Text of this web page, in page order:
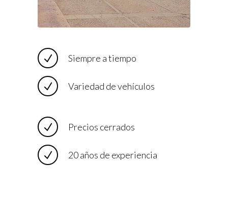
Siempre a tiempo
Variedad de vehículos
Precios cerrados
20 años de experiencia